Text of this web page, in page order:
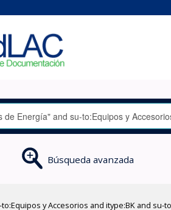
Búsqueda avanzada
y Accesorios and itype:BK and su-